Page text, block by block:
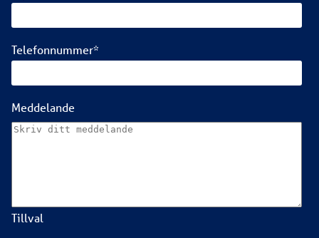
Telefonnummer*
Meddelande
Tillval